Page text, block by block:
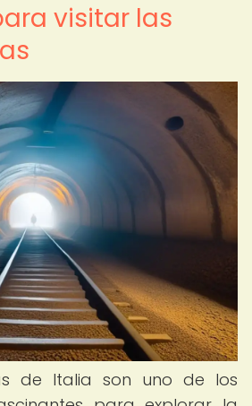
visitar las
de Italia son uno de los